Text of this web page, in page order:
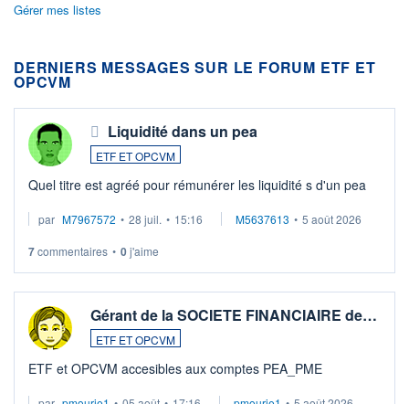
Gérer mes listes
DERNIERS MESSAGES SUR LE FORUM ETF ET
OPCVM
Liquidité dans un pea
ETF ET OPCVM
Quel titre est agréé pour rémunérer les liquidité s d'un pea
par M7967572 • 28 juil. • 15:16 M5637613 • 5 août 2026
7commentaires • 0j'aime
Gérant de la SOCIETE FINANCIAIRE de…
ETF ET OPCVM
ETF et OPCVM accesibles aux comptes PEA_PME